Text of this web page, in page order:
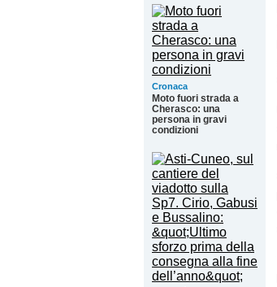
Cronaca
Moto fuori strada a
Cherasco: una
persona in gravi
condizioni